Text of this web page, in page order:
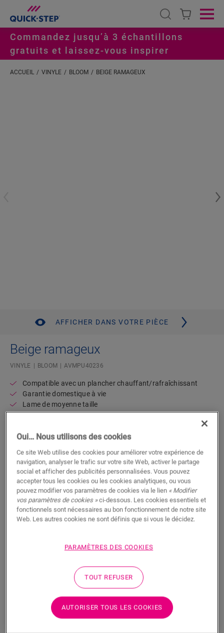
Open search
Commandez jusqu’à 3 échantillons
gratuits et laissez-vous inspirer
ACCUEIL VINYLE BLOOM BEIGE RAMAGEUX
AFFICHER DANS VOTRE PIÈCE
Beige ramageux
VINYLE BLOOM AVMPU40236
Compatible avec un plancher chauffant/rafraîchissant
Garantie domestique à vie
Lame de moyenne taille
Sous-couche intégrée
57,95€/m² Disponible en2 variantes
m²
AJOUTER AU PANIER
Pas sûr que ce sol corresponde à votre
style et à vos besoins ?
Afficher dans votre pièce
Commander un échantillon
Oui… Nous utilisons des cookies
Ce site Web utilise des cookies pour améliorer votre expérience de
navigation, analyser le trafic sur votre site Web, activer le partage
social et afficher des publicités personnalisées. Vous pouvez
accepter tous les cookies ou les cookies analytiques, ou vous
pouvez modifier vos paramètres de cookies via le lien « Modifier
vos paramètres de cookies »ci-dessous. Les cookies essentiels et
fonctionnels sont nécessaires au bon fonctionnement de notre site
Web. Les autres cookies ne sont définis que si vous le décidez.
PARAMÈTRES DES COOKIES
TOUT REFUSER
AUTORISER TOUS LES COOKIES